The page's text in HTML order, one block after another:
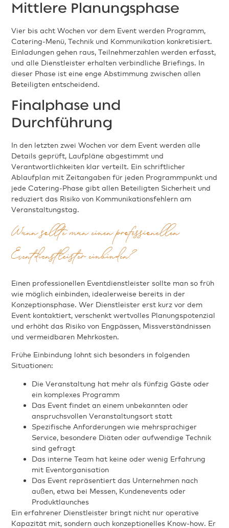
Mittlere Planungsphase
Vier bis acht Wochen vor dem Event werden Programm,
Catering-Menü, Technik und Kommunikation konkretisiert.
Einladungen gehen raus, Teilnehmerzahlen werden erfasst,
und alle Dienstleister erhalten verbindliche Briefings. In
dieser Phase ist eine enge Abstimmung zwischen allen
Beteiligten entscheidend.
Finalphase und
Durchführung
In den letzten zwei Wochen vor dem Event werden alle
Details geprüft, Laufpläne abgestimmt und
Verantwortlichkeiten klar verteilt. Ein schriftlicher
Ablaufplan mit Zeitangaben für jeden Programmpunkt und
jede Catering-Phase gibt allen Beteiligten Sicherheit und
reduziert das Risiko von Kommunikationsfehlern am
Veranstaltungstag.
Wann sollte man einen professionellen
Eventdienstleister einbinden?
Einen professionellen Eventdienstleister sollte man so früh
wie möglich einbinden, idealerweise bereits in der
Konzeptionsphase. Wer Dienstleister erst kurz vor dem
Event kontaktiert, verschenkt wertvolles Planungspotenzial
und erhöht das Risiko von Engpässen, Missverständnissen
und vermeidbaren Mehrkosten.
Frühe Einbindung lohnt sich besonders in folgenden
Situationen:
Die Veranstaltung hat mehr als fünfzig Gäste oder
ein komplexes Programm
Das Event findet an einem unbekannten oder
anspruchsvollen Veranstaltungsort statt
Spezifische Anforderungen wie mehrsprachiger
Service, besondere Diäten oder aufwendige Technik
sind gefragt
Das interne Team hat keine oder wenig Erfahrung
mit Eventorganisation
Das Event repräsentiert das Unternehmen nach
außen, etwa bei Messen, Kundenevents oder
Produktlaunches
Ein erfahrener Dienstleister bringt nicht nur operative
Kapazität mit, sondern auch konzeptionelles Know-how. Er